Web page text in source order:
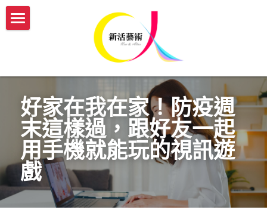
新活團隊介紹
傳承藝術服務方案
生命故事書
【機構據點】延緩模組與藝術輔療課程
【個人】藝術輔療團體課
【個人】到府藝術輔療
開課與活動
【實體】傳承藝術帶領者培訓班
【線上】熟齡活動帶領師資培訓
【實體/線上】藝術輔療課程、生命故事書
年度開課一覽表
媒體報導
新活部落格
ESG/CSR 企業服務
english
好家在我在家！防疫週
末這樣過，跟好友一起
用手機就能玩的視訊遊
戲